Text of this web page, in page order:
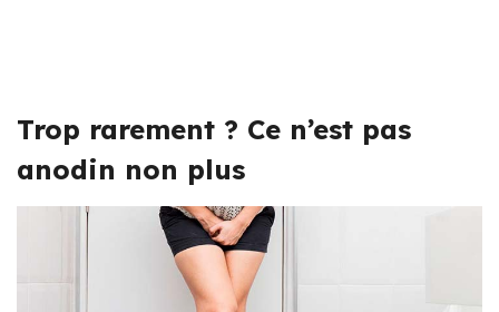
Trop rarement ? Ce n’est pas
anodin non plus